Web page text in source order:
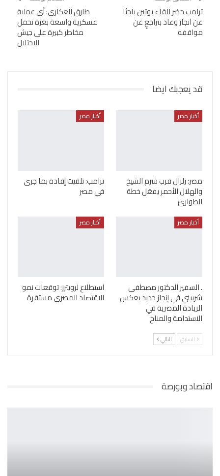
ترامب حضر للقاء بوتين باحثا
عن انجاز وعاد بتراجعٍ عن
مواقفه
طارق العكاري: أي عملية
عسكرية واسعة بغزة تحمل
مخاطر كبيرة على جيش
الاحتلال
قد يعجبك ايضا
أخبار مصر
مصر: زلزال قرب شرم الشيخ
والهلال الأحمر يفعّل خطة
الطوارئ
أخبار مصر
ترامب: تلقيت إفادة بما جرى
في مصر
أخبار مصر
. السفير الدكتور مصطفى
شربيني في إنجاز جديد يعكس
الريادة المصرية في
الاستدامة والمناخ
أخبار مصر
استطلاع لرويترز: توقعات نمو
الاقتصاد المصري مستقرة
السابق التالي
اقتصاد وبورصة